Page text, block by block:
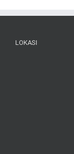
LOKASI